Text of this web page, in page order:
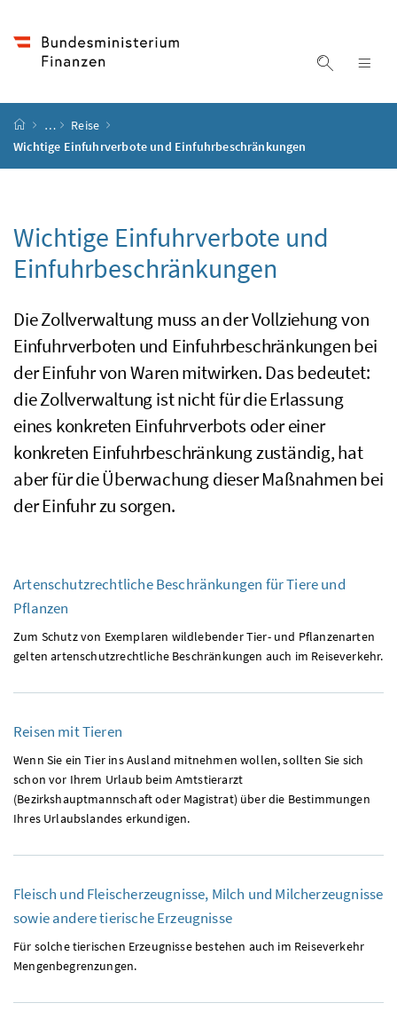
Suche
Startseite
…
Reise
Wichtige Einfuhrverbote und Einfuhrbeschränkungen
Wichtige Einfuhrverbote und
Einfuhrbeschränkungen
Die Zollverwaltung muss an der Vollziehung von
Einfuhrverboten und Einfuhrbeschränkungen bei
der Einfuhr von Waren mitwirken. Das bedeutet:
die Zollverwaltung ist nicht für die Erlassung
eines konkreten Einfuhrverbots oder einer
konkreten Einfuhrbeschränkung zuständig, hat
aber für die Überwachung dieser Maßnahmen bei
der Einfuhr zu sorgen.
Artenschutzrechtliche Beschränkungen für Tiere und
Pflanzen
Zum Schutz von Exemplaren wildlebender Tier- und Pflanzenarten
gelten artenschutzrechtliche Beschränkungen auch im Reiseverkehr.
Reisen mit Tieren
Wenn Sie ein Tier ins Ausland mitnehmen wollen, sollten Sie sich
schon vor Ihrem Urlaub beim Amtstierarzt
(Bezirkshauptmannschaft oder Magistrat) über die Bestimmungen
Ihres Urlaubslandes erkundigen.
Fleisch und Fleischerzeugnisse, Milch und Milcherzeugnisse
sowie andere tierische Erzeugnisse
Für solche tierischen Erzeugnisse bestehen auch im Reiseverkehr
Mengenbegrenzungen.